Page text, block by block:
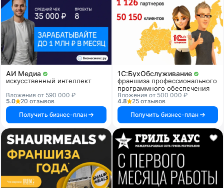
АИ Медиа
искусственный интеллект
Вложения от 590 000 ₽
5.0
20 отзывов
Получить бизнес-план
1C:БухОбслуживание
франшиза профессионального
программного обеспечения
Вложения от 500 000 ₽
4.8
25 отзывов
Получить бизнес-план